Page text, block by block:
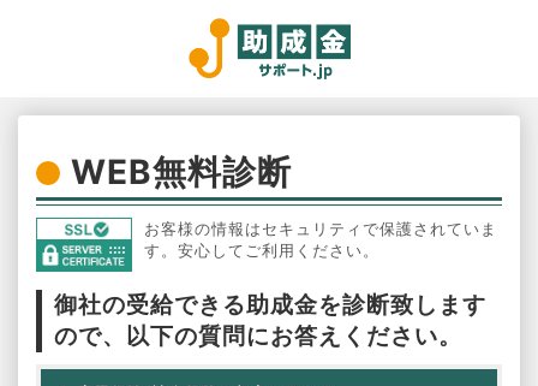
WEB無料診断
お客様の情報はセキュリティで保護されていま
す。安心してご利用ください。
御社の受給できる助成金を診断致します
ので、以下の質問にお答えください。